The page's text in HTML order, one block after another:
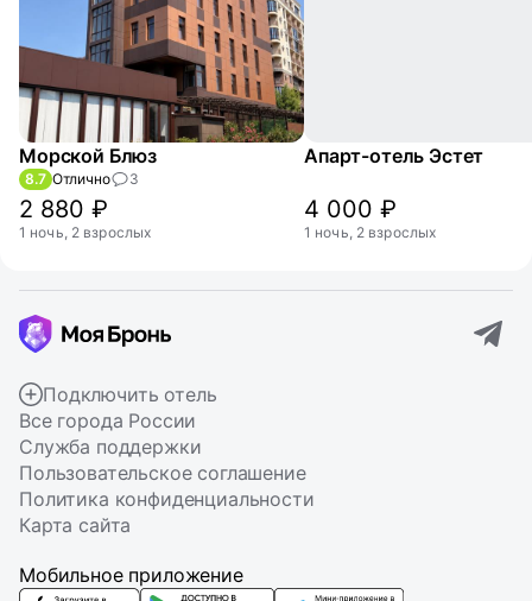
Морской Блюз
8.7 Отлично 3
2 880 ₽
1 ночь, 2 взрослых
Апарт-отель Эстет
4 000 ₽
1 ночь, 2 взрослых
Подключить отель
Все города России
Служба поддержки
Пользовательское соглашение
Политика конфиденциальности
Карта сайта
Мобильное приложение